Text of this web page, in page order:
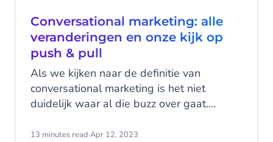
Conversational marketing: alle
veranderingen en onze kijk op
push & pull
Als we kijken naar de definitie van
conversational marketing is het niet
duidelijk waar al die buzz over gaat.
time interactie', 'tweerichtings-
13 minutes read·Apr 12, 2023